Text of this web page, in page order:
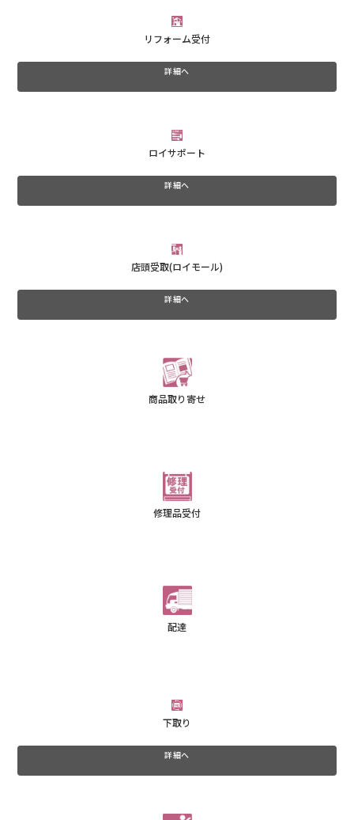
リフォーム受付
詳細へ
ロイサポート
詳細へ
店頭受取(ロイモール)
詳細へ
商品取り寄せ
修理品受付
配達
下取り
詳細へ